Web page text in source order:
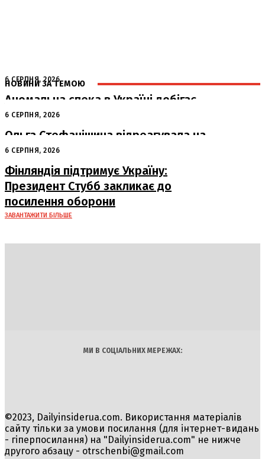
НОВИНИ ЗА ТЕМОЮ
6 СЕРПНЯ, 2026
Аномальна спека в Україні добігає
кінця: очікується похолодання
6 СЕРПНЯ, 2026
Ольга Стефанішина відреагувала на
підозри від НАБУ та САП
6 СЕРПНЯ, 2026
Фінляндія підтримує Україну:
Президент Стубб закликає до
посилення оборони
ЗАВАНТАЖИТИ БІЛЬШЕ
МИ В СОЦІАЛЬНИХ МЕРЕЖАХ:
©2023, Dailyinsiderua.com. Використання матеріалів
сайту тільки за умови посилання (для інтернет-видань
- гіперпосилання) на "Dailyinsiderua.com" не нижче
другого абзацу - otrschenbi@gmail.com